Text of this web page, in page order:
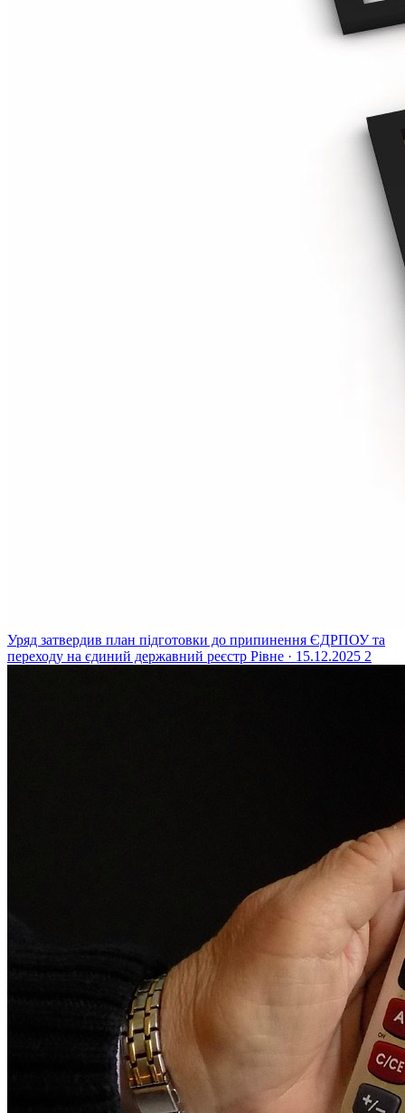
Уряд затвердив план підготовки до припинення ЄДРПОУ та
переходу на єдиний державний реєстр Рівне · 15.12.2025 2